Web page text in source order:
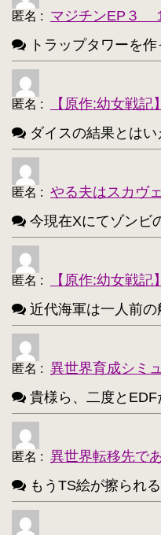
・ 高町なのは【202】
・ 響(艦これ)【197】
・ アティ(サモンナイ
・ 西住まほ【189】
・ サーニャ・V・リ
・
・ 不知火(艦これ)【
・ めぐみん(このすば)
・
・ 鹿目まどか【168】
匿名 :
マジチンEP３
トラップタワーを
匿名 :
【原作:幼女戦
ダイスの結果とは
匿名 : やる夫はスカヴ
今現在Xにてゾンビ
匿名 :
【原作:幼女戦
近代海軍は一人前
匿名 : 異世界育成シミ
貴様ら、二度と
匿名 : 異世界転移先で
もうTS絵が擦られ